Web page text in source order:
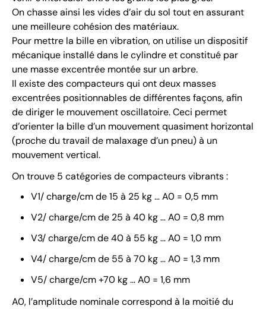
On chasse ainsi les vides d’air du sol tout en assurant
une meilleure cohésion des matériaux.
Pour mettre la bille en vibration, on utilise un dispositif
mécanique installé dans le cylindre et constitué par
une masse excentrée montée sur un arbre.
Il existe des compacteurs qui ont deux masses
excentrées positionnables de différentes façons, afin
de diriger le mouvement oscillatoire. Ceci permet
d’orienter la bille d’un mouvement quasiment horizontal
(proche du travail de malaxage d’un pneu) à un
mouvement vertical.
On trouve 5 catégories de compacteurs vibrants :
V1/ charge/cm de 15 à 25 kg … A0 = 0,5 mm
V2/ charge/cm de 25 à 40 kg … A0 = 0,8 mm
V3/ charge/cm de 40 à 55 kg … A0 = 1,0 mm
V4/ charge/cm de 55 à 70 kg … A0 = 1,3 mm
V5/ charge/cm +70 kg … A0 = 1,6 mm
A0, l’amplitude nominale correspond à la moitié du